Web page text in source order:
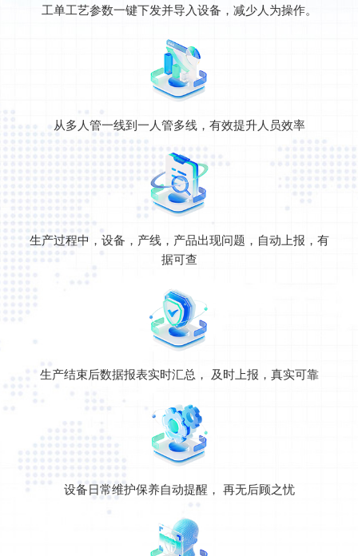
工单工艺参数一键下发并导入设备，减少人为操作。
从多人管一线到一人管多线，有效提升人员效率
生产过程中，设备，产线，产品出现问题，自动上报，有
据可查
生产结束后数据报表实时汇总， 及时上报，真实可靠
设备日常维护保养自动提醒， 再无后顾之忧